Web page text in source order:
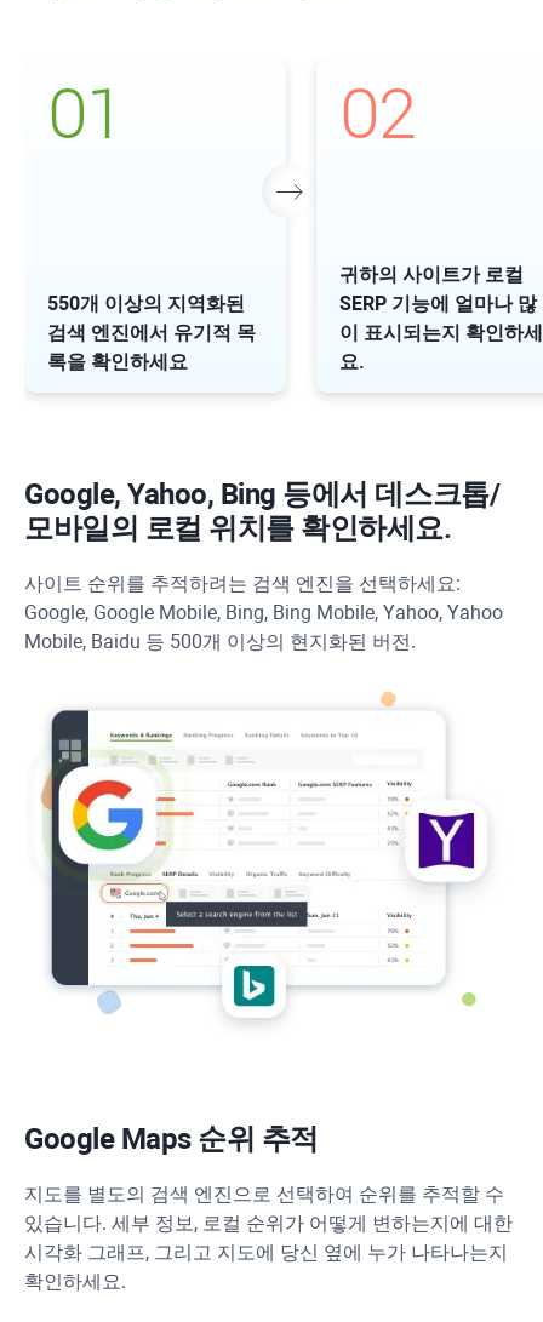
01
550개 이상의 지역화된
검색 엔진에서 유기적 목
록을 확인하세요
02
귀하의 사이트가 로컬
SERP 기능에 얼마나 많
이 표시되는지 확인하세
요.
Google, Yahoo, Bing 등에서 데스크톱/
모바일의 로컬 위치를 확인하세요.
사이트 순위를 추적하려는 검색 엔진을 선택하세요:
Google, Google Mobile, Bing, Bing Mobile, Yahoo, Yahoo
Mobile, Baidu 등 500개 이상의 현지화된 버전.
Google Maps 순위 추적
지도를 별도의 검색 엔진으로 선택하여 순위를 추적할 수
있습니다. 세부 정보, 로컬 순위가 어떻게 변하는지에 대한
시각화 그래프, 그리고 지도에 당신 옆에 누가 나타나는지
확인하세요.